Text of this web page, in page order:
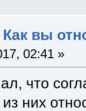
Как вы
02:41 »
что
них